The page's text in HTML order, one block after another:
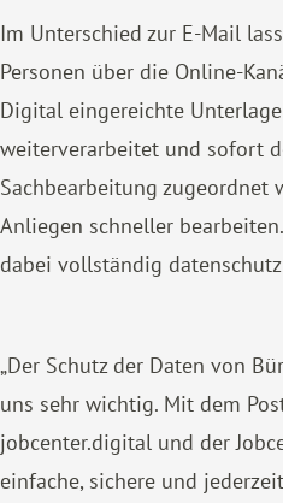
Im Unterschied zur E-Mail
Personen über die Online-
Digital eingereichte
weiterverarbeitet und sofort
Sachbearbeitung zugeordnet
Anliegen schneller
dabei vollständig
„Der Schutz der Daten von
uns sehr wichtig. Mit dem
jobcenter.digital und der
einfache, sichere und